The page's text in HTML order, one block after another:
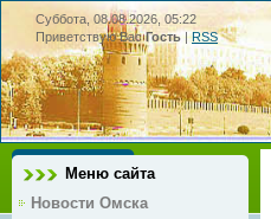
Суббота, 08.08.2026, 05:22
Приветствую Вас Гость|RSS
Меню сайта
Новости Омска